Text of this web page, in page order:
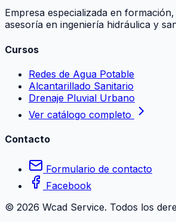
Empresa especializada en
asesoría en ingeniería hidráulica y
Cursos
Redes de Agua Potable
Alcantarillado Sanitario
Drenaje Pluvial Urbano
Ver catálogo completo
Contacto
Formulario de contacto
Facebook
© 2026 Wcad Service. Todos los